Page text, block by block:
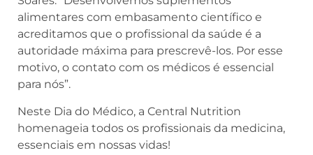
alimentares com embasamento científico e
acreditamos que o profissional da saúde é a
autoridade máxima para prescrevê-los. Por esse
motivo, o contato com os médicos é essencial
para nós”.
Neste Dia do Médico, a Central Nutrition
homenageia todos os profissionais da medicina,
essenciais em nossas vidas!